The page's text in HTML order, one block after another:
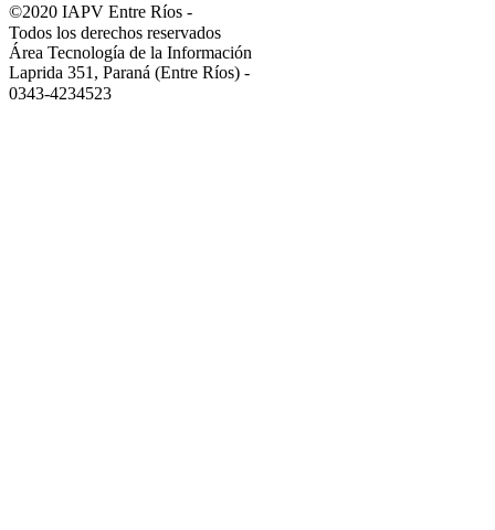
©2020 IAPV Entre Ríos -
Todos los derechos reservados
Área Tecnología de la Información
Laprida 351, Paraná (Entre Ríos) -
0343-4234523